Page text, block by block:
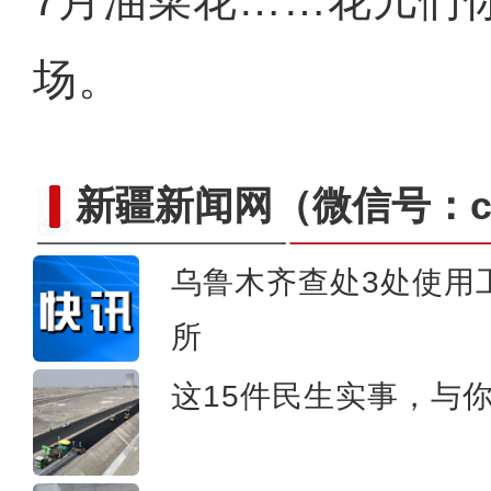
场。
新疆新闻网 （微信号
乌鲁木齐查处3处使用
所
这15件民生实事，与
新疆皮山县：教育援疆 让